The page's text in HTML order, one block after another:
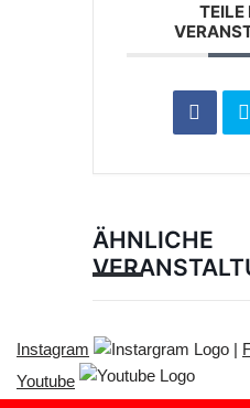
TEILE
ÄHNLICHE
Instagram |
Youtube